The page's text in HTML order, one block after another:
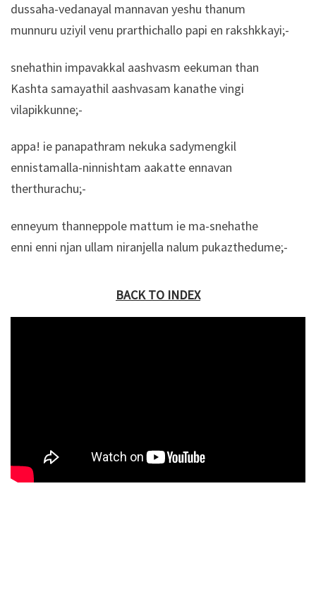
dussaha-vedanayal mannavan yeshu thanum
munnuru uziyil venu prarthichallo papi en rakshkkayi;-
snehathin impavakkal aashvasm eekuman than
Kashta samayathil aashvasam kanathe vingi
vilapikkunne;-
appa! ie panapathram nekuka sadymengkil
ennistamalla-ninnishtam aakatte ennavan
therthurachu;-
enneyum thanneppole mattum ie ma-snehathe
enni enni njan ullam niranjella nalum pukazthedume;-
BACK TO INDEX